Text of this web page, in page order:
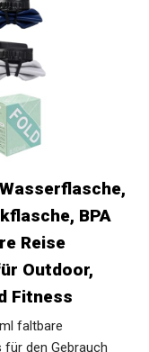
BPA
Reise
Outdoor,
Fitness
faltbare
den Gebrauch